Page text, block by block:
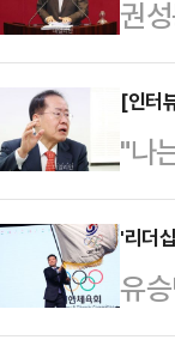
는
지
조
식
으
게
권
힘
취
대
자
고
고
다"
[인터
"나
진
라
등
기
'리더
유
관